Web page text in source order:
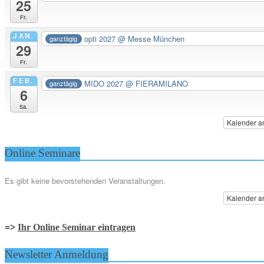
25
Fr.
JAN.
29
Fr.
ganztägig opti 2027@ Messe München
FEB.
6
Sa.
ganztägig MIDO 2027@ FIERAMILANO
Kalender
Online Seminare
Es gibt keine bevorstehenden Veranstaltungen.
Kalender
=> Ihr Online Seminar eintragen
Newsletter Anmeldung